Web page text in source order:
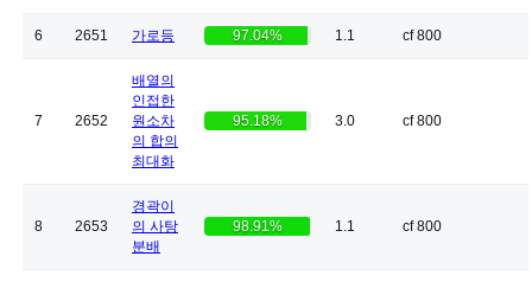
6 2651 가로등 97.04% 1.1 cf 800
7 2652
배열의
인접한
원소차
의 합의
최대화
95.18% 3.0 cf 800
8 2653
경곽이
의 사탕
분배
98.91% 1.1 cf 800